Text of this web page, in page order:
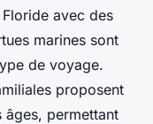
avec des
marines sont
de voyage.
proposent
âges, permettant